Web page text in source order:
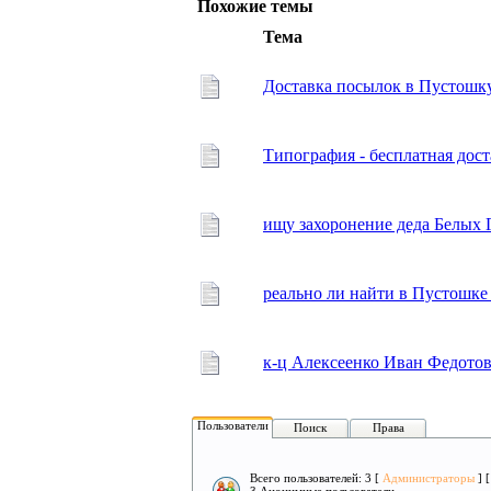
Похожие темы
Тема
Доставка посылок в
Типография - бесплатная
ищу захоронение деда Белых
реально ли найти в Пустошке
к-ц Алексеенко Иван
Пользователи Поиск Права
Всего пользователей: 3 [ Администраторы ]